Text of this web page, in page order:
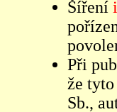
Šíření
Při
že
Sb.,